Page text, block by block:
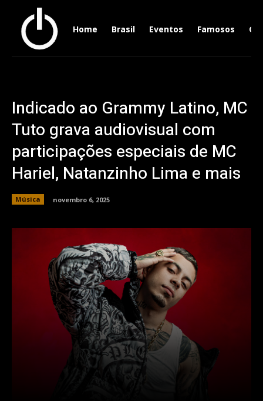
Home Brasil Eventos Famosos
Indicado ao Grammy Latino, MC
Tuto grava audiovisual com
participações especiais de MC
Hariel, Natanzinho Lima e mais
Música novembro 6, 2025